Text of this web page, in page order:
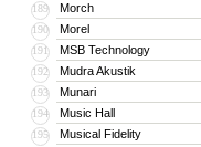
189 Morch
190 Morel
191 MSB Technology
192 Mudra Akustik
193 Munari
194 Music Hall
195 Musical Fidelity